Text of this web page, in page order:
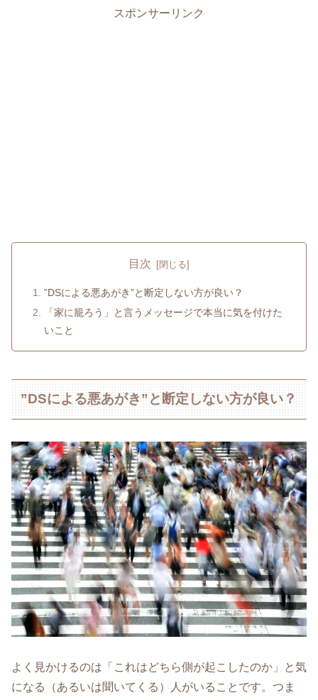
スポンサーリンク
目次
”DSによる悪あがき”と断定しない方が良い？
「家に籠ろう」と言うメッセージで本当に気を付けた
いこと
”DSによる悪あがき”と断定しない方が良い？
よく見かけるのは「これはどちら側が起こしたのか」と気
になる（あるいは聞いてくる）人がいることです。つま